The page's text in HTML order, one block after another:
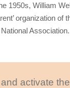
1950s, William
organization of
Association.
activate